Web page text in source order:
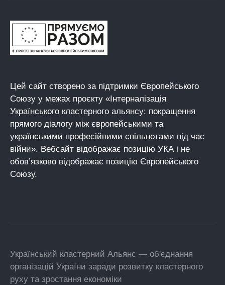
Цей сайт створено за підтримки Європейського
Союзу у межах проєкту «Інтерналізація
Українського кластерного альянсу: покращення
прямого діалогу між європейськими та
українськими професійними спільнотами під час
війни». Вебсайт відображає позицію УКА і не
обов’язково відображає позицію Європейського
Союзу.
Український кластерний Альянс — об'єднання
організацій України заради розвитку кластерного
руху та зростання економіки